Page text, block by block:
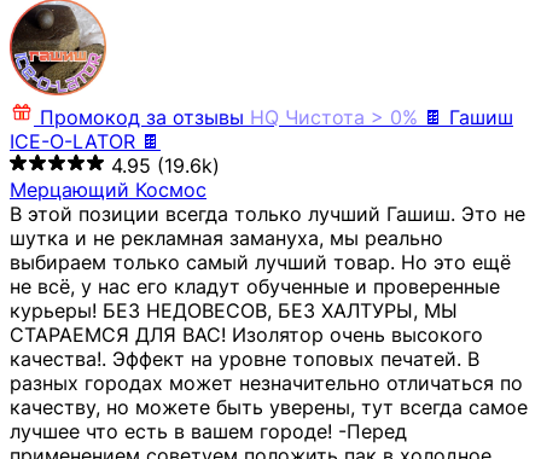
Промокод за отзывы HQ Чистота > 0% 🍫 Гашиш
ICE-O-LATOR 🍫
4.95 (19.6k)
Мерцающий Космос
В этой позиции всегда только лучший Гашиш. Это не
шутка и не рекламная замануха, мы реально
выбираем только самый лучший товар. Но это ещё
не всё, у нас его кладут обученные и проверенные
курьеры! БЕЗ НЕДОВЕСОВ, БЕЗ ХАЛТУРЫ, МЫ
СТАРАЕМСЯ ДЛЯ ВАС! Изолятор очень высокого
качества!. Эффект на уровне топовых печатей. В
разных городах может незначительно отличаться по
качеству, но можете быть уверены, тут всегда самое
лучшее что есть в вашем городе! -Перед